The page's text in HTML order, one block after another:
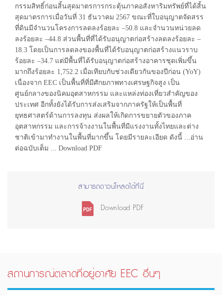
กรรมสิทธิ์ก่อนสิ้นสุดมาตรการกระตุ้นภาคอสังหาริมทรัพย์ที่ได้สิ้น
สุดมาตรการเมื่อวันที่ 31 ธันวาคม 2567 ขณะที่ใบอนุญาตจัดสรร
ที่ดินมีจำนวนโครงการลดลงร้อยละ –50.8 และจำนวนหน่วยลด
ลงร้อยละ –44.8 ส่วนพื้นที่ที่ได้รับอนุญาตก่อสร้างลดลงร้อยละ –
18.3 โดยเป็นการลดลงของพื้นที่ได้รับอนุญาตก่อสร้างแนวราบ
ร้อยละ –34.7 แต่มีพื้นที่ได้รับอนุญาตก่อสร้างอาคารชุดเพิ่มขึ้น
มากถึงร้อยละ 1,752.2 เมื่อเทียบกับช่วงเดียวกันของปีก่อน (YoY)
เนื่องจาก EEC เป็นพื้นที่ที่มีศักยภาพทางเศรษฐกิจสูง เป็น
ศูนย์กลางของนิคมอุตสาหกรรม และแหล่งท่องเที่ยวสำคัญของ
ประเทศ อีกทั้งยังได้รับการส่งเสริมจากภาครัฐให้เป็นพื้นที่
ยุทธศาสตร์ด้านการลงทุน ส่งผลให้เกิดการขยายตัวของภาค
อุตสาหกรรม และการจ้างงานในพื้นที่มีแรงงานทั้งไทยและต่าง
ชาติเข้ามาทำงานในพื้นที่มากขึ้น โดยมีรายละเอียด ดังนี้ ...อ่าน
ต่อฉบับเต็ม ... Download PDF
สามารถดาวน์โหลดได้ที่นี่
Download PDF
สถานการณ์ตลาดที่อยู่อาศัย EEC อื่นๆ